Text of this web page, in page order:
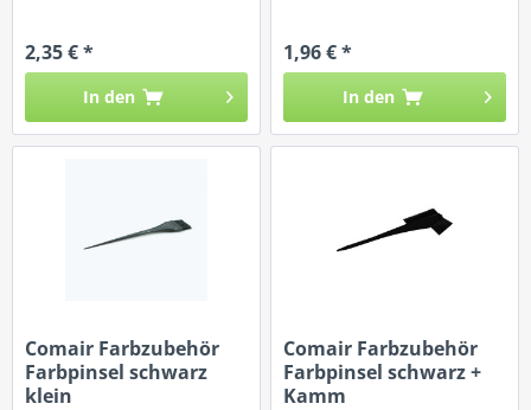
2,35 € *
In den
1,96 € *
In den
Comair Farbzubehör
Farbpinsel schwarz
klein
Comair Farbzubehör
Farbpinsel schwarz +
Kamm